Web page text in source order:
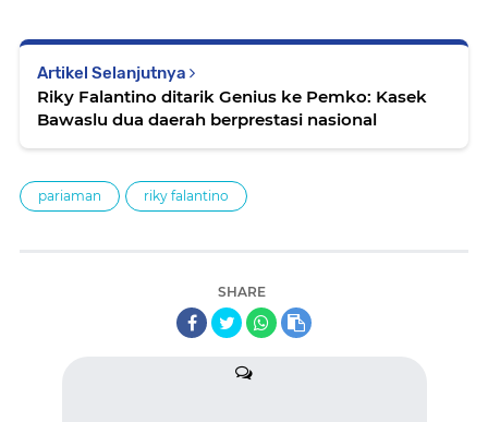
Artikel Selanjutnya
Riky Falantino ditarik Genius ke Pemko: Kasek
Bawaslu dua daerah berprestasi nasional
pariaman riky falantino
SHARE